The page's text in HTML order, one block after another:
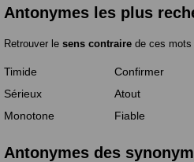
Antonymes les plus
Retrouver le sens contraire de ces mots
Timide Confirmer
Sérieux
Atout
Monotone
Fiable
Antonymes des